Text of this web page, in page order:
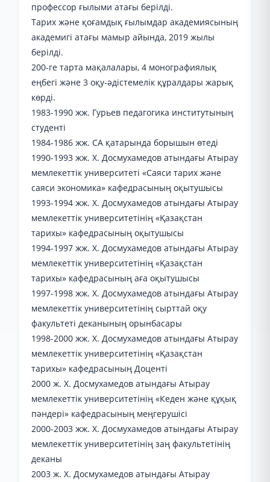
профессор ғылыми атағы берілді.
Тарих және қоғамдық ғылымдар академиясының
академигі атағы мамыр айында, 2019 жылы
берілді.
200-ге тарта мақалалары, 4 монографиялық
еңбегі және 3 оқу-әдістемелік құралдары жарық
көрді.
1983-1990 жж. Гурьев педагогика институтының
студенті
1984-1986 жж. СА қатарында борышын өтеді
1990-1993 жж. Х. Досмухамедов атындағы Атырау
мемлекеттік университеті «Саяси тарих және
саяси экономика» кафедрасының оқытушысы
1993-1994 жж. Х. Досмухамедов атындағы Атырау
мемлекеттік университетінің «Қазақстан
тарихы» кафедрасының оқытушысы
1994-1997 жж. Х. Досмухамедов атындағы Атырау
мемлекеттік университетінің «Қазақстан
тарихы» кафедрасының аға оқытушысы
1997-1998 жж. Х. Досмухамедов атындағы Атырау
мемлекеттік университетінің сырттай оқу
факультеті деканының орынбасары
1998-2000 жж. Х. Досмухамедов атындағы Атырау
мемлекеттік университетінің «Қазақстан
тарихы» кафедрасының Доценті
2000 ж. Х. Досмухамедов атындағы Атырау
мемлекеттік университетінің «Кеден және құқық
пәндері» кафедрасының меңгерушісі
2000-2003 жж. Х. Досмухамедов атындағы Атырау
мемлекеттік университетінің заң факультетінің
деканы
2003 ж. Х. Досмухамедов атындағы Атырау